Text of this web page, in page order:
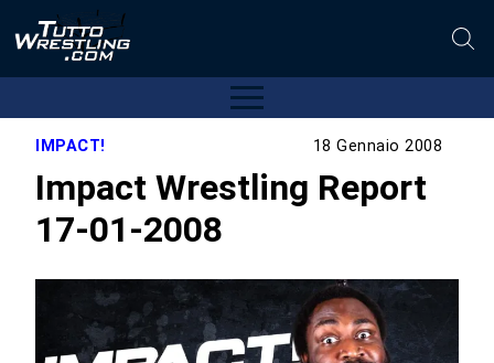
IMPACT! 18 Gennaio 2008
Impact Wrestling Report
17-01-2008